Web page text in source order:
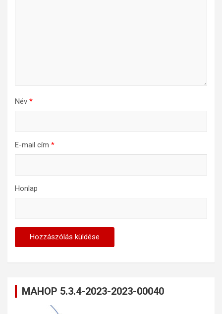
Név *
E-mail cím *
Honlap
MAHOP 5.3.4-2023-2023-00040